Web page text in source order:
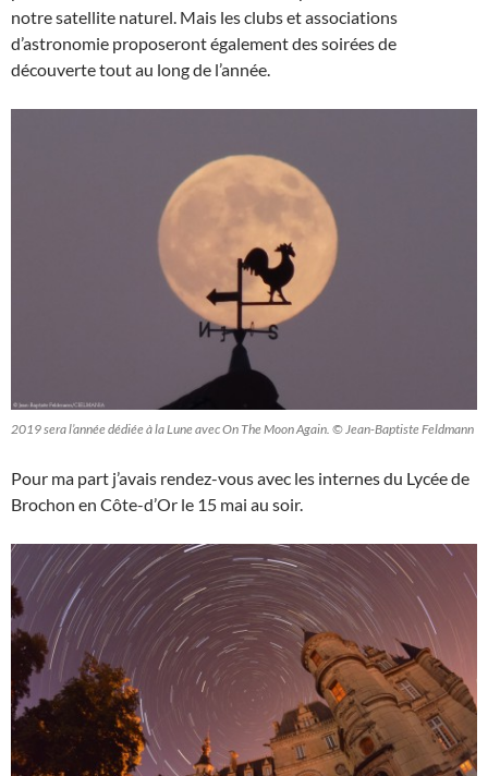
notre satellite naturel. Mais les clubs et associations
d’astronomie proposeront également des soirées de
découverte tout au long de l’année.
2019 sera l’année dédiée à la Lune avec On The Moon Again. © Jean-Baptiste Feldmann
Pour ma part j’avais rendez-vous avec les internes du Lycée de
Brochon en Côte-d’Or le 15 mai au soir.